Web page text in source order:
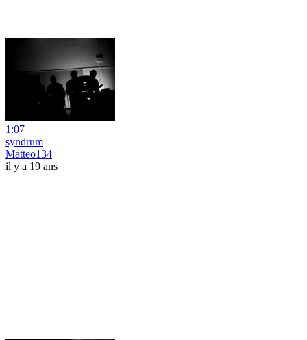
1:07
syndrum
Matteo134
il y a 19 ans